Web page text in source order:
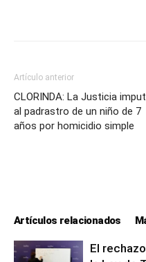
Artículo anterior
CLORINDA: La Justicia
al padrastro de un niño de 7
años por homicidio simple
Artículos relacionados
El